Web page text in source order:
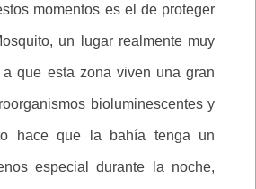
momentos es el de proteger
un lugar realmente muy
que esta zona viven una gran
bioluminescentes y
hace que la bahía tenga un
especial durante la noche,